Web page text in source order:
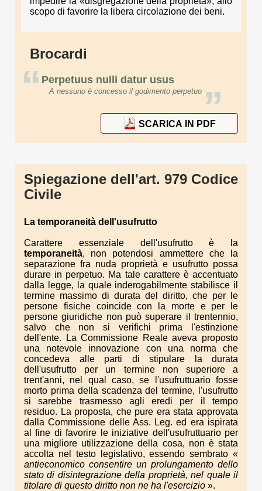
scopo di favorire la libera circolazione dei beni.
Brocardi
“ Perpetuus nulli datur usus
”
A nessuno è concesso il godimento perpetuo
SCARICA IN PDF
Spiegazione dell'art. 979 Codice
Civile
La temporaneità dell'usufrutto
Carattere essenziale dell'usufrutto è la
temporaneità, non potendosi ammettere che la
separazione fra nuda proprietà e usufrutto possa
durare in perpetuo. Ma tale carattere è accentuato
dalla legge, la quale inderogabilmente stabilisce il
termine massimo di durata del diritto, che per le
persone fisiche coincide con la morte e per le
persone giuridiche non può superare il trentennio,
salvo che non si verifichi prima l'estinzione
dell'ente. La Commissione Reale aveva proposto
una notevole innovazione con una norma che
concedeva alle parti di stipulare la durata
dell'usufrutto per un termine non superiore a
trent'anni, nel qual caso, se l'usufruttuario fosse
morto prima della scadenza del termine, l'usufrutto
si sarebbe trasmesso agli eredi per il tempo
residuo. La proposta, che pure era stata approvata
dalla Commissione delle Ass. Leg. ed era ispirata
al fine di favorire le iniziative dell'usufruttuario per
una migliore utilizzazione della cosa, non è stata
accolta nel testo legislativo, essendo sembrato «
antieconomico consentire un prolungamento dello
stato di disintegrazionedella proprietà, nel qualeil
titolare di questo diritto non ne ha l'esercizio ».